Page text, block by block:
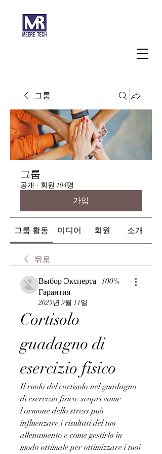
그룹
그룹
공개 · 회원 104명
가입
그룹 활동 미디어 회원 소개
뒤로
Выбор Эксперта- 100%
Гарантия
2023년 9월 11일
Cortisolo
guadagno di
esercizio fisico
Il ruolo del cortisolo nel guadagno
di esercizio fisico: scopri come
l'ormone dello stress può
influenzare i risultati del tuo
allenamento e come gestirlo in
modo ottimale per ottimizzare i tuoi